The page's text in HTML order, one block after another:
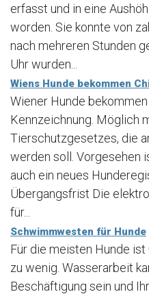
erfasst und in eine
worden. Sie konnte von
nach mehreren Stunden
Uhr wurden...
Wiens Hunde bekommen
Wiener Hunde
Kennzeichnung. Möglich
Tierschutzgesetzes, die
werden soll. Vorgesehen
auch ein neues
Übergangsfrist Die
für...
Schwimmwesten für Hunde
Für die meisten Hunde
zu wenig. Wasserarbeit
Beschäftigung sein und